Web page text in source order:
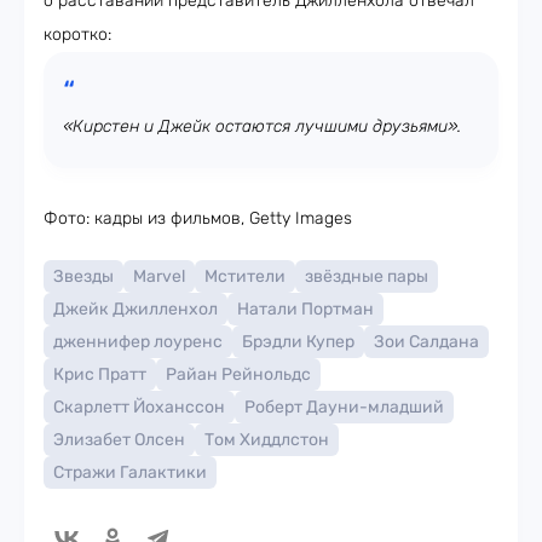
коротко:
«Кирстен и Джейк остаются лучшими друзьями».
Фото: кадры из фильмов, Getty Images
Звезды Marvel Мстители
звёздные пары
Джейк Джилленхол
Натали Портман
дженнифер лоуренс
Брэдли Купер
Зои Салдана
Крис Пратт
Райан Рейнольдс
Скарлетт Йоханссон
Роберт Дауни-младший
Элизабет Олсен
Том Хиддлстон
Стражи Галактики